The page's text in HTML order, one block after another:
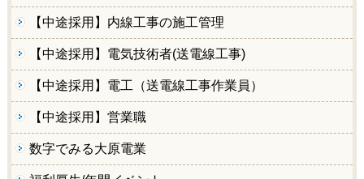
【中途採用】内線工事の施工管理
【中途採用】電気技術者(送電線工事)
【中途採用】電工（送電線工事作業員）
【中途採用】営業職
数字でみる大原電業